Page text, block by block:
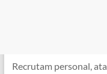
Recrutam personal,